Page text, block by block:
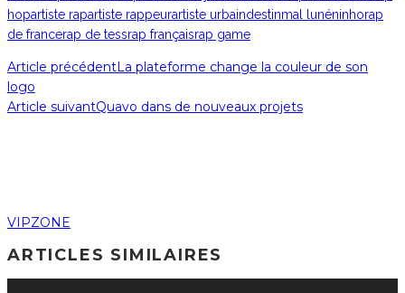
hopartiste rapartiste rappeurartiste urbaindestinmal lunéninhorap
de francerap de tessrap françaisrap game
Article précédentLa plateforme change la couleur de son
logo
Article suivantQuavo dans de nouveaux projets
VIPZONE
ARTICLES SIMILAIRES